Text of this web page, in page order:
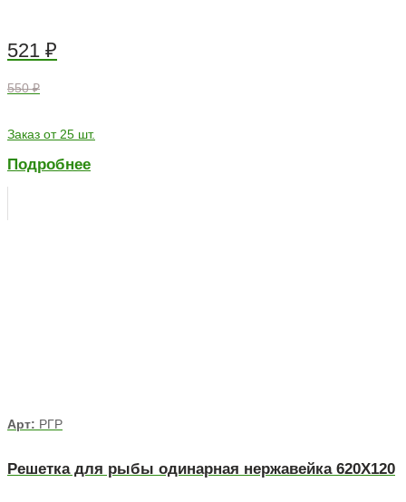
521 ₽
550 ₽
Заказ от 25 шт.
Подробнее
Арт: РГР
Решетка для рыбы одинарная нержавейка 620Х120